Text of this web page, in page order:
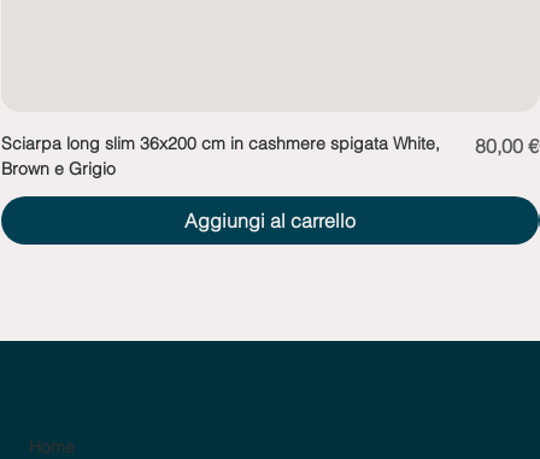
Sciarpa long slim 36x200 cm in cashmere spigata White,
Brown e Grigio
Prezzo
80,00 €
Aggiungi al carrello
Home